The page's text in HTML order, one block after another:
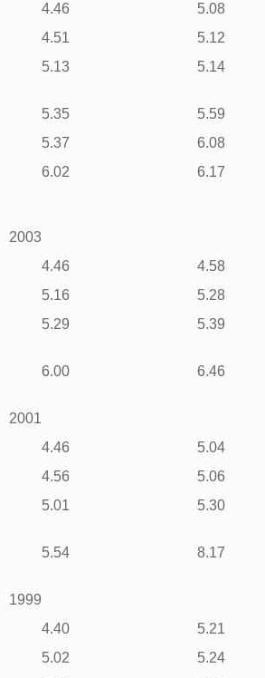
4.46 5.08
4.51 5.12
5.13 5.14
5.35 5.59
5.37 6.08
6.02 6.17
2003
4.46 4.58
5.16 5.28
5.29 5.39
6.00 6.46
2001
4.46 5.04
4.56 5.06
5.01 5.30
5.54 8.17
1999
4.40 5.21
5.02 5.24